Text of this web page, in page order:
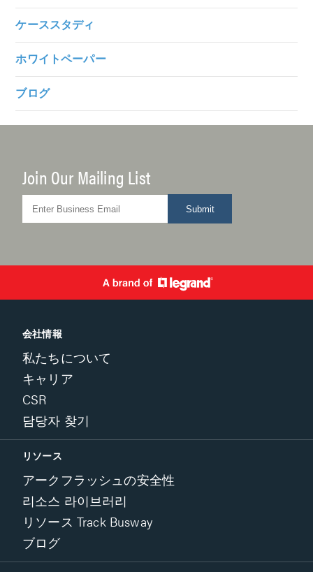
ケーススタディ
ホワイトペーパー
ブログ
Join Our Mailing List
Submit
会社情報
私たちについて
キャリア
CSR
담당자 찾기
リソース
アークフラッシュの安全性
리소스 라이브러리
リソース Track Busway
ブログ